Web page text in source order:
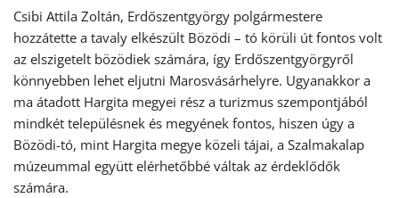
Csibi Attila Zoltán, Erdőszentgyörgy polgármestere
hozzátette a tavaly elkészült Bözödi – tó körüli út fontos volt
az elszigetelt bözödiek számára, így Erdőszentgyörgyről
könnyebben lehet eljutni Marosvásárhelyre. Ugyanakkor a
ma átadott Hargita megyei rész a turizmus szempontjából
mindkét településnek és megyének fontos, hiszen úgy a
Bözödi-tó, mint Hargita megye közeli tájai, a Szalmakalap
múzeummal együtt elérhetőbbé váltak az érdeklődők
számára.